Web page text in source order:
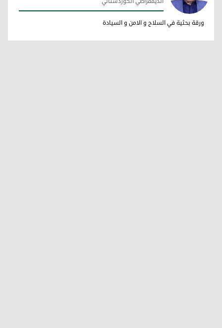
فاضل ميراني
ورقة بحثية في السلاح و الامن و السيادة